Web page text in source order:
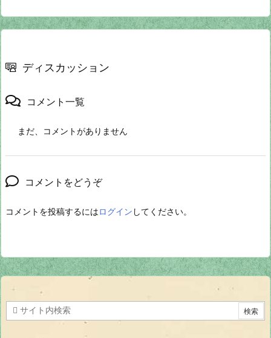
ディスカッション
コメント一覧
まだ、コメントがありません
コメントをどうぞ
コメントを投稿するにはログイン してください。